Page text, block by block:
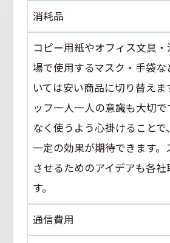
消耗品
コピー用紙やオフィス文具
場で使用するマスク・手袋な
いては安い商品に切り替えま
ッフ一人一人の意識も大切
なく使うよう心掛けること
一定の効果が期待できます
させるためのアイデアも各社
す。
通信費用